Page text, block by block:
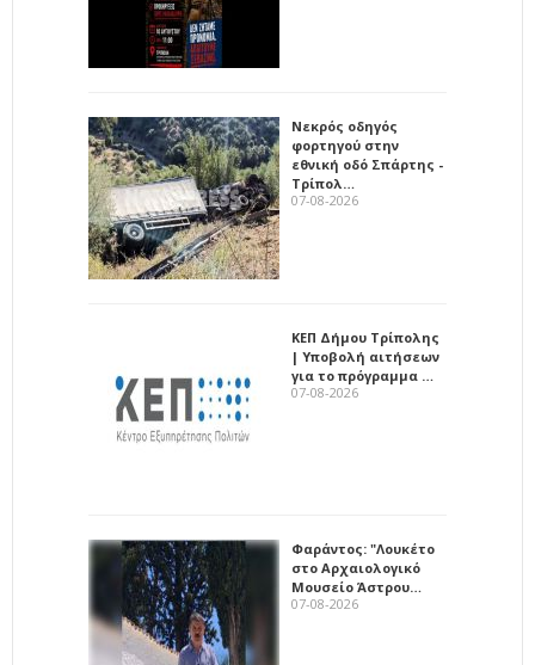
Νεκρός οδηγός
φορτηγού στην
εθνική οδό Σπάρτης -
Τρίπολ…
07-08-2026
ΚΕΠ Δήμου Τρίπολης
| Υποβολή αιτήσεων
για το πρόγραμμα …
07-08-2026
Φαράντος: "Λουκέτο
στο Αρχαιολογικό
Μουσείο Άστρου…
07-08-2026